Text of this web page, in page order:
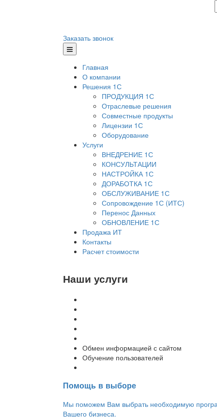
Заказать звонок
Главная
О компании
Решения 1С
ПРОДУКЦИЯ 1С
Отраслевые решения
Совместные продукты
Лицензии 1С
Оборудование
Услуги
ВНЕДРЕНИЕ 1С
КОНСУЛЬТАЦИИ
НАСТРОЙКА 1С
ДОРАБОТКА 1С
ОБСЛУЖИВАНИЕ 1С
Сопровождение 1С (ИТС)
Перенос Данных
ОБНОВЛЕНИЕ 1С
Продажа ИТ
Контакты
Расчет стоимости
Наши услуги
Обмен информацией с сайтом
Обучение пользователей
Помощь в выборе
Мы поможем Вам выбрать необходимую
Вашего бизнеса.